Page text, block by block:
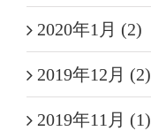
2020年1月 (2)
2019年12月 (2)
2019年11月 (1)